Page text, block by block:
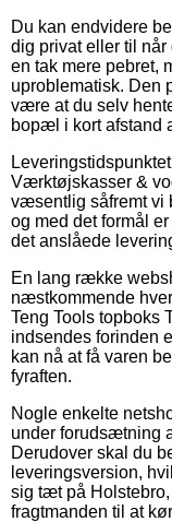
Du kan endvidere
dig privat eller til når
en tak mere pebret,
uproblematisk. Den
være at du selv
bopæl i kort afstand
Værktøjskasser &
væsentlig såfremt vi
og med det formål
det anslåede
En lang række
næstkommende
Teng Tools topboks
indsendes forinden
kan nå at få varen
fyraften.
Nogle enkelte
under forudsætning
Derudover skal du
leveringsversion,
sig tæt på
fragtmanden til at